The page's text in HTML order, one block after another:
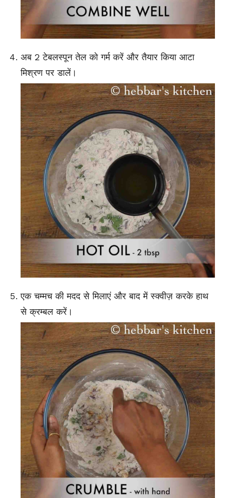
अब 2 टेबलस्पून तेल को गर्म करें और तैयार किया आटा
मिश्रण पर डालें।
एक चम्मच की मदद से मिलाएं और बाद में स्क्वीज़ करके हाथ
से क्रम्बल करें।